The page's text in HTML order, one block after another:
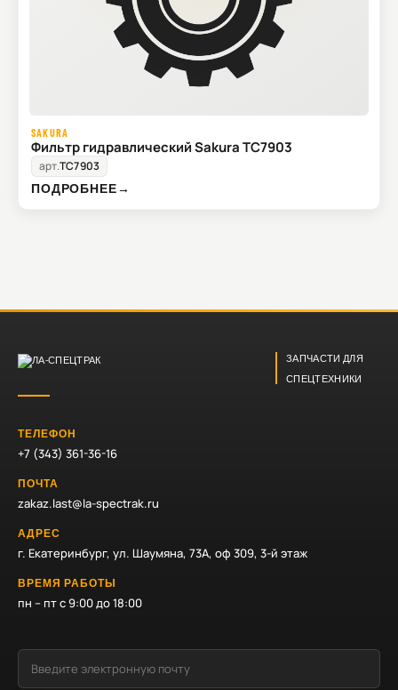
SAKURA
Фильтр гидравлический Sakura TC7903
арт.TC7903
ПОДРОБНЕЕ→
ЗАПЧАСТИ ДЛЯ
СПЕЦТЕХНИКИ
ТЕЛЕФОН
+7 (343) 361-36-16
ПОЧТА
zakaz.last@la-spectrak.ru
АДРЕС
г. Екатеринбург, ул. Шаумяна, 73А, оф 309, 3-й этаж
ВРЕМЯ РАБОТЫ
пн – пт с 9:00 до 18:00